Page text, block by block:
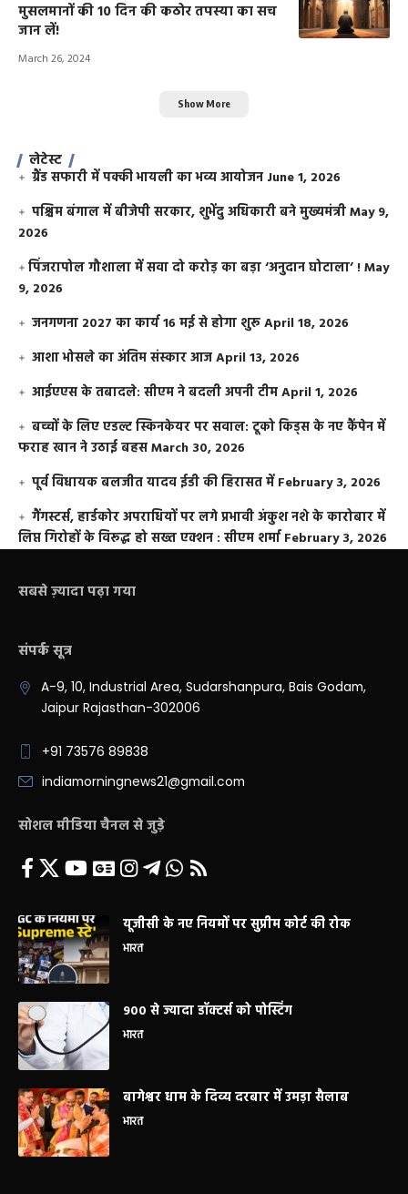
मुसलमानों की 10 दिन की कठोर तपस्या का सच
जान लें!
March 26, 2024
Show More
लेटेस्ट
ग्रैंड सफारी में पक्की भायली का भव्य आयोजन June 1, 2026
पश्चिम बंगाल में बीजेपी सरकार, शुभेंदु अधिकारी बने मुख्यमंत्रीMay 9,
2026
​पिंजरापोल गौशाला में सवा दो करोड़ का बड़ा ‘अनुदान घोटाला’ !May
9, 2026
जनगणना 2027 का कार्य 16 मई से होगा शुरूApril 18, 2026
आशा भोसले का अंतिम संस्कार आजApril 13, 2026
आईएएस के तबादले: सीएम ने बदली अपनी टीमApril 1, 2026
बच्चों के लिए एडल्ट स्किनकेयर पर सवाल: टूको किड्स के नए कैंपेन में
फराह खान ने उठाई बहसMarch 30, 2026
पूर्व विधायक बलजीत यादव ईडी की हिरासत में February 3, 2026
गैंगस्टर्स, हार्डकोर अपराधियों पर लगे प्रभावी अंकुश नशे के कारोबार में
लिप्त गिरोहों के विरूद्ध हो सख्त एक्शन : सीएम शर्मा February 3, 2026
सबसे ज़्यादा पढ़ा गया
संपर्क सूत्र
A-9, 10, Industrial Area, Sudarshanpura, Bais Godam,
Jaipur Rajasthan-302006
+91 73576 89838
indiamorningnews21@gmail.com
सोशल मीडिया चैनल से जुड़े
यूजीसी के नए नियमों पर सुप्रीम कोर्ट की रोक
भारत
900 से ज्यादा डॉक्टर्स को पोस्टिंग
भारत
बागेश्वर धाम के दिव्य दरबार में उमड़ा सैलाब
भारत